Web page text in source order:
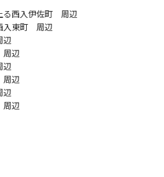
る西入伊佐町 周辺
入東町 周辺
辺
周辺
辺
周辺
辺
周辺